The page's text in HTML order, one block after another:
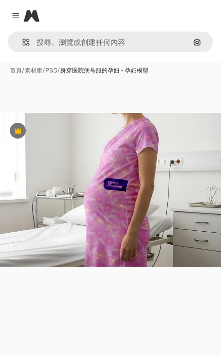
Close menu
Magnific
通過圖
首頁/素材庫/PSD/身穿医院病号服的孕妇 - 孕妇模型
Premium